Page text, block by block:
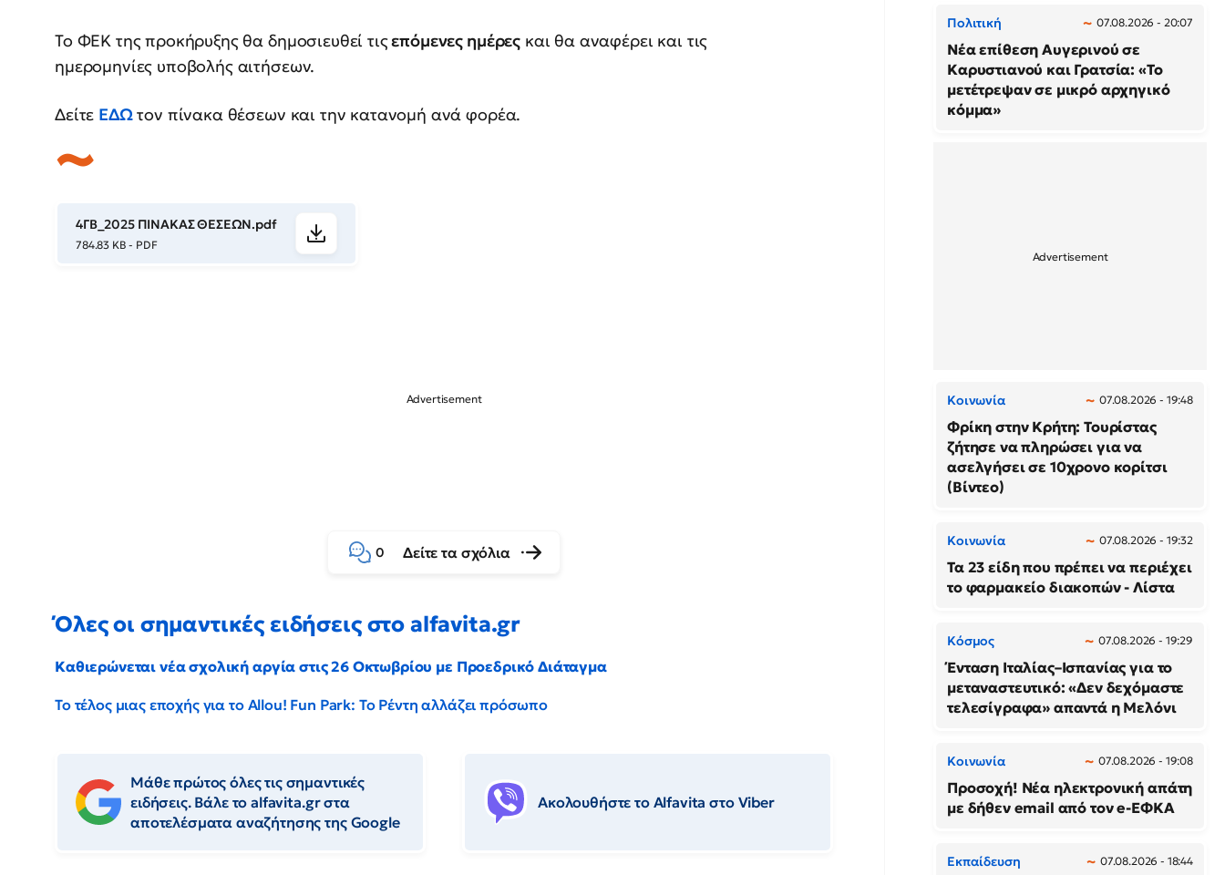
Το ΦΕΚ της προκήρυξης θα δημοσιευθεί τιςεπόμενες ημέρες και θα αναφέρει και τις
ημερομηνίες υποβολής αιτήσεων.
Δείτε ΕΔΩτον πίνακα θέσεων και την κατανομή ανά φορέα.
4ΓΒ_2025 ΠΙΝΑΚΑΣ ΘΕΣΕΩΝ.pdf
784.83 KB - PDF
0 Δείτε τα σχόλια
Όλες οι σημαντικές ειδήσεις στο alfavita.gr
Καθιερώνεται νέα σχολική αργία στις 26 Οκτωβρίου με Προεδρικό Διάταγμα
Το τέλος μιας εποχής για το Allou! Fun Park: Το Ρέντη αλλάζει πρόσωπο
Μάθε πρώτος όλες τις σημαντικές
ειδήσεις. Βάλε το alfavita.gr στα
αποτελέσματα αναζήτησης της Google
Ακολουθήστε το Αlfavita στο Viber
Πολιτική 07.08.2026 - 20:07
Νέα επίθεση Αυγερινού σε
Καρυστιανού και Γρατσία: «Το
μετέτρεψαν σε μικρό αρχηγικό
κόμμα»
Κοινωνία 07.08.2026 - 19:48
Φρίκη στην Κρήτη: Τουρίστας
ζήτησε να πληρώσει για να
ασελγήσει σε 10χρονο κορίτσι
(Βίντεο)
Κοινωνία 07.08.2026 - 19:32
Τα 23 είδη που πρέπει να περιέχει
το φαρμακείο διακοπών - Λίστα
Κόσμος 07.08.2026 - 19:29
Ένταση Ιταλίας–Ισπανίας για το
μεταναστευτικό: «Δεν δεχόμαστε
τελεσίγραφα» απαντά η Μελόνι
Κοινωνία 07.08.2026 - 19:08
Προσοχή! Νέα ηλεκτρονική απάτη
με δήθεν email από τον e-ΕΦΚΑ
Εκπαίδευση 07.08.2026 - 18:44